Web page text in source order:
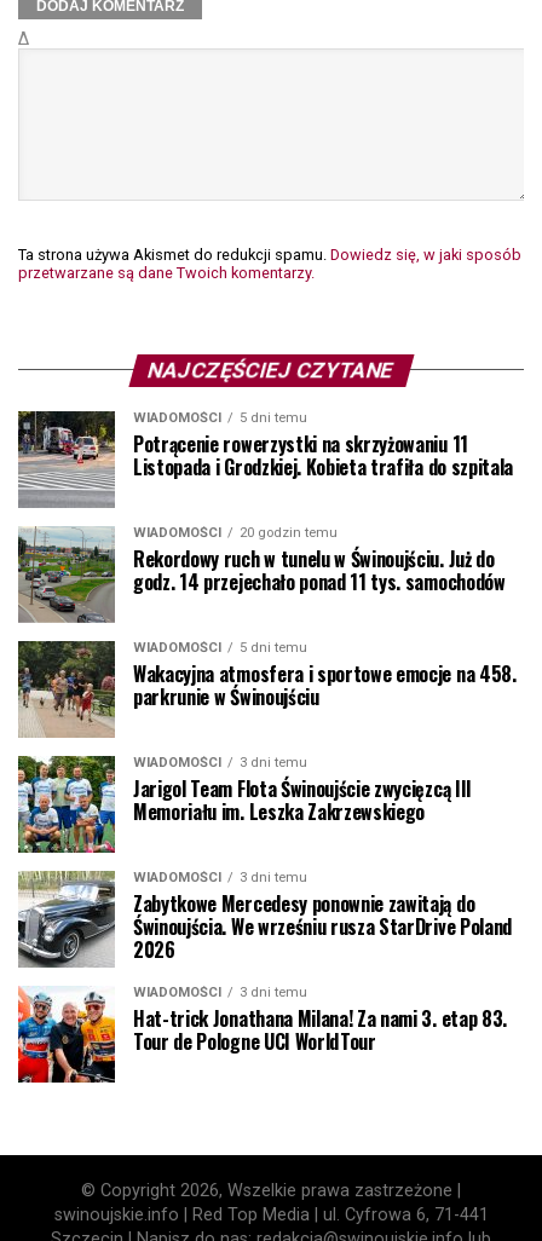
Δ
Ta strona używa Akismet do redukcji spamu. Dowiedz się, w jaki sposób
przetwarzane są dane Twoich komentarzy.
NAJCZĘŚCIEJ CZYTANE
WIADOMOŚCI 5 dni temu
Potrącenie rowerzystki na skrzyżowaniu 11
Listopada i Grodzkiej. Kobieta trafiła do szpitala
WIADOMOŚCI 20 godzin temu
Rekordowy ruch w tunelu w Świnoujściu. Już do
godz. 14 przejechało ponad 11 tys. samochodów
WIADOMOŚCI 5 dni temu
Wakacyjna atmosfera i sportowe emocje na 458.
parkrunie w Świnoujściu
WIADOMOŚCI 3 dni temu
Jarigol Team Flota Świnoujście zwycięzcą III
Memoriału im. Leszka Zakrzewskiego
WIADOMOŚCI 3 dni temu
Zabytkowe Mercedesy ponownie zawitają do
Świnoujścia. We wrześniu rusza StarDrive Poland
2026
WIADOMOŚCI 3 dni temu
Hat-trick Jonathana Milana! Za nami 3. etap 83.
Tour de Pologne UCI WorldTour
© Copyright 2026, Wszelkie prawa zastrzeżone |
swinoujskie.info | Red Top Media | ul. Cyfrowa 6, 71-441